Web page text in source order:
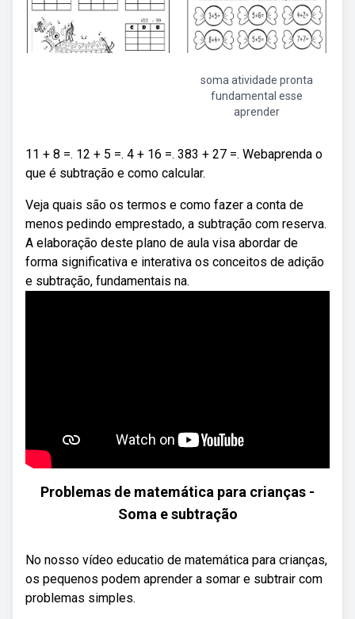
soma atividade pronta
fundamental esse
aprender
11 + 8 =. 12 + 5 =. 4 + 16 =. 383 + 27 =. Webaprenda o
que é subtração e como calcular.
Veja quais são os termos e como fazer a conta de
menos pedindo emprestado, a subtração com reserva.
A elaboração deste plano de aula visa abordar de
forma significativa e interativa os conceitos de adição
e subtração, fundamentais na.
Problemas de matemática para crianças -
Soma e subtração
No nosso vídeo educatio de matemática para crianças,
os pequenos podem aprender a somar e subtrair com
problemas simples.